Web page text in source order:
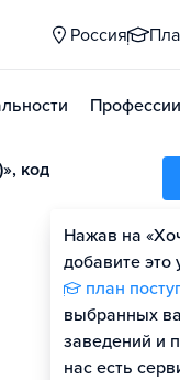
Россия
Профессии
код
Нажав на
добавите это
план
выбранных
заведений и
нас есть